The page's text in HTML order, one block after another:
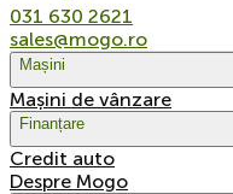
031 630 2621
sales@mogo.ro
Mașini
Mașini de vânzare
Finanțare
Credit auto
Despre Mogo